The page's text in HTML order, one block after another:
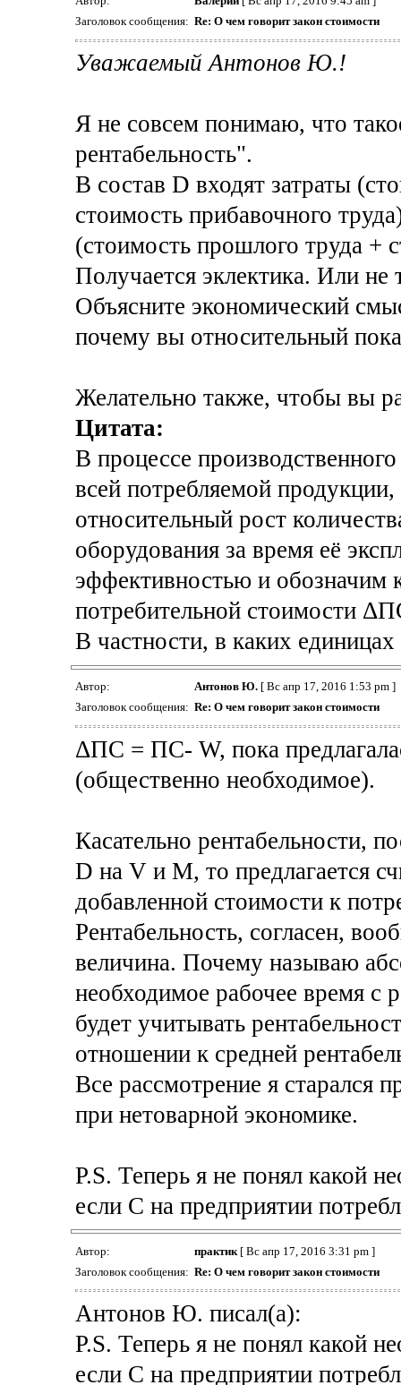
Заголовок сообщения: Re: О чем говорит закон стоимости
Уважаемый Антонов Ю.!
Я не совсем понимаю, что
рентабельность".
В состав D входят затраты
стоимость прибавочного
(стоимость прошлого труда +
Получается эклектика. Или не
Объясните экономический
почему вы относительный
Желательно также, чтобы вы
Цитата:
В процессе
всей потребляемой
относительный рост
оборудования за время её
эффективностью и обозначим
потребительной стоимости
В частности, в каких
Автор: Антонов Ю.[ Вс апр 17, 2016 1:53 pm ]
Заголовок сообщения: Re: О чем говорит закон стоимости
ΔПС = ПС- W, пока
(общественно необходимое).
Касательно рентабельности,
D на V и M, то предлагается
добавленной стоимости к
Рентабельность, согласен,
величина. Почему называю
необходимое рабочее время с
будет учитывать
отношении к средней
Все рассмотрение я старался
при нетоварной экономике.
P.S. Теперь я не понял какой
если С на предприятии
Автор: практик[ Вс апр 17, 2016 3:31 pm ]
Заголовок сообщения: Re: О чем говорит закон стоимости
Антонов Ю. писал(а):
P.S. Теперь я не понял какой
если С на предприятии